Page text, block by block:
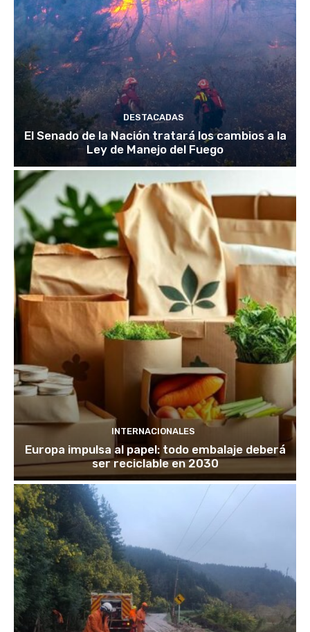
DESTACADAS
El Senado de la Nación tratará los cambios a la
Ley de Manejo del Fuego
INTERNACIONALES
Europa impulsa al papel: todo embalaje deberá
ser reciclable en 2030